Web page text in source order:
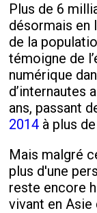
Plus de 6
désormais en
de la
témoigne de
numérique
d’internautes
ans, passant
2014 à plus
Mais malgré
plus d'une
reste encore
vivant en Asie